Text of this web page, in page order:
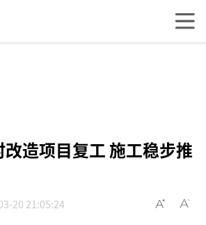
造项目复工 施工稳步推
20 21:05:24